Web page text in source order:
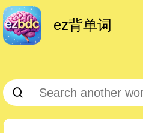
ez背单词